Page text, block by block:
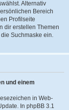
Alternativ
Bereich
Profilseite
dir erstellen Themen
Suchmaske ein.
und einem
in Web-
In phpBB 3.1